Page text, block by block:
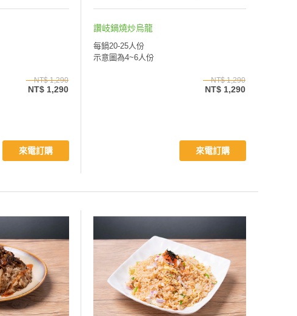
NT$ 1,290
NT$ 1,290
來電訂購
讚岐鍋燒炒烏龍
每鍋20-25人份
示意圖為4~6人份
NT$ 1,290
NT$ 1,290
來電訂購